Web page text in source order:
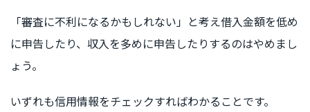
「審査に不利になるかもしれない」と考え借入金額を低め
に申告したり、収入を多めに申告したりするのはやめまし
ょう。
いずれも信用情報をチェックすればわかることです。